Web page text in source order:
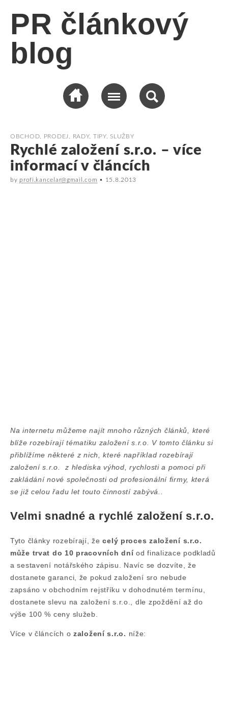
PR článkový
blog
OBCHOD, PRODEJ , RADY, TIPY, SLUŽBY
Rychlé založení s.r.o. – více
informací v článcích
by profi.kancelar@gmail.com • 15.8.2013
Na internetu můžeme najít mnoho různých článků, které
blíže rozebírají tématiku založení s.r.o. V tomto článku si
přiblížíme některé z nich, které například rozebírají
založení s.r.o. z hlediska výhod, rychlosti a pomoci při
zakládání nové společnosti od profesionální firmy, která
se již celou řadu let touto činností zabývá..
Velmi snadné a rychlé založení s.r.o.
Tyto články rozebírají, žecelý proces založení s.r.o.
může trvat do 10 pracovních dníod finalizace podkladů
a sestavení notářského zápisu. Navíc se dozvíte, že
dostanete garanci, že pokud založení sro nebude
zapsáno v obchodním rejstříku v dohodnutém termínu,
dostanete slevu na založení s.r.o., dle zpoždění až do
výše 100 % ceny služeb.
Více v článcích o založení s.r.o. níže: